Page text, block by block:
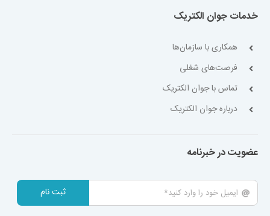
خدمات جوان الکتریک
همکاری با سازمان‌ها
فرصت‌های شغلی
تماس با جوان الکتریک
درباره جوان الکتریک
عضویت در خبرنامه
ثبت نام